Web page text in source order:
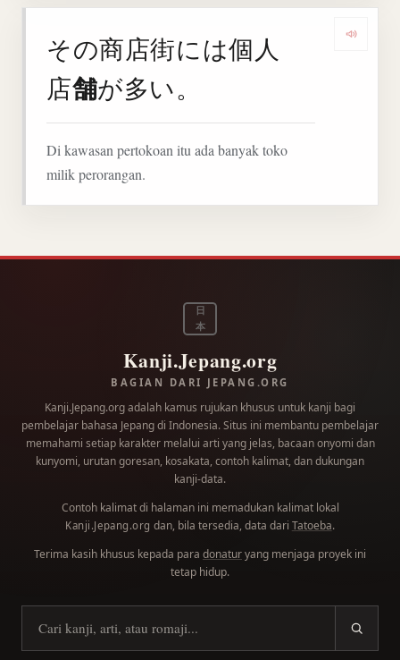
その商店街には個人
店舗が多い。
Di kawasan pertokoan itu ada banyak toko
milik perorangan.
日
本
Kanji.Jepang.org
BAGIAN DARI JEPANG.ORG
Kanji.Jepang.org adalah kamus rujukan khusus untuk kanji bagi
pembelajar bahasa Jepang di Indonesia. Situs ini membantu pembelajar
memahami setiap karakter melalui arti yang jelas, bacaan onyomi dan
kunyomi, urutan goresan, kosakata, contoh kalimat, dan dukungan
kanji-data.
Contoh kalimat di halaman ini memadukan kalimat lokal
Kanji.Jepang.org dan, bila tersedia, data dari Tatoeba.
Terima kasih khusus kepada para donaturyang menjaga proyek ini
tetap hidup.
Cari kanji